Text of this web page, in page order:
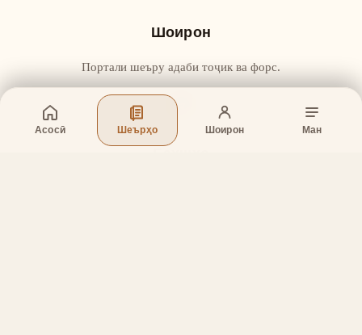
Асосӣ Шеърҳо Шоирон Ман
Шоирон
Портали шеъру адаби тоҷик ва форс.